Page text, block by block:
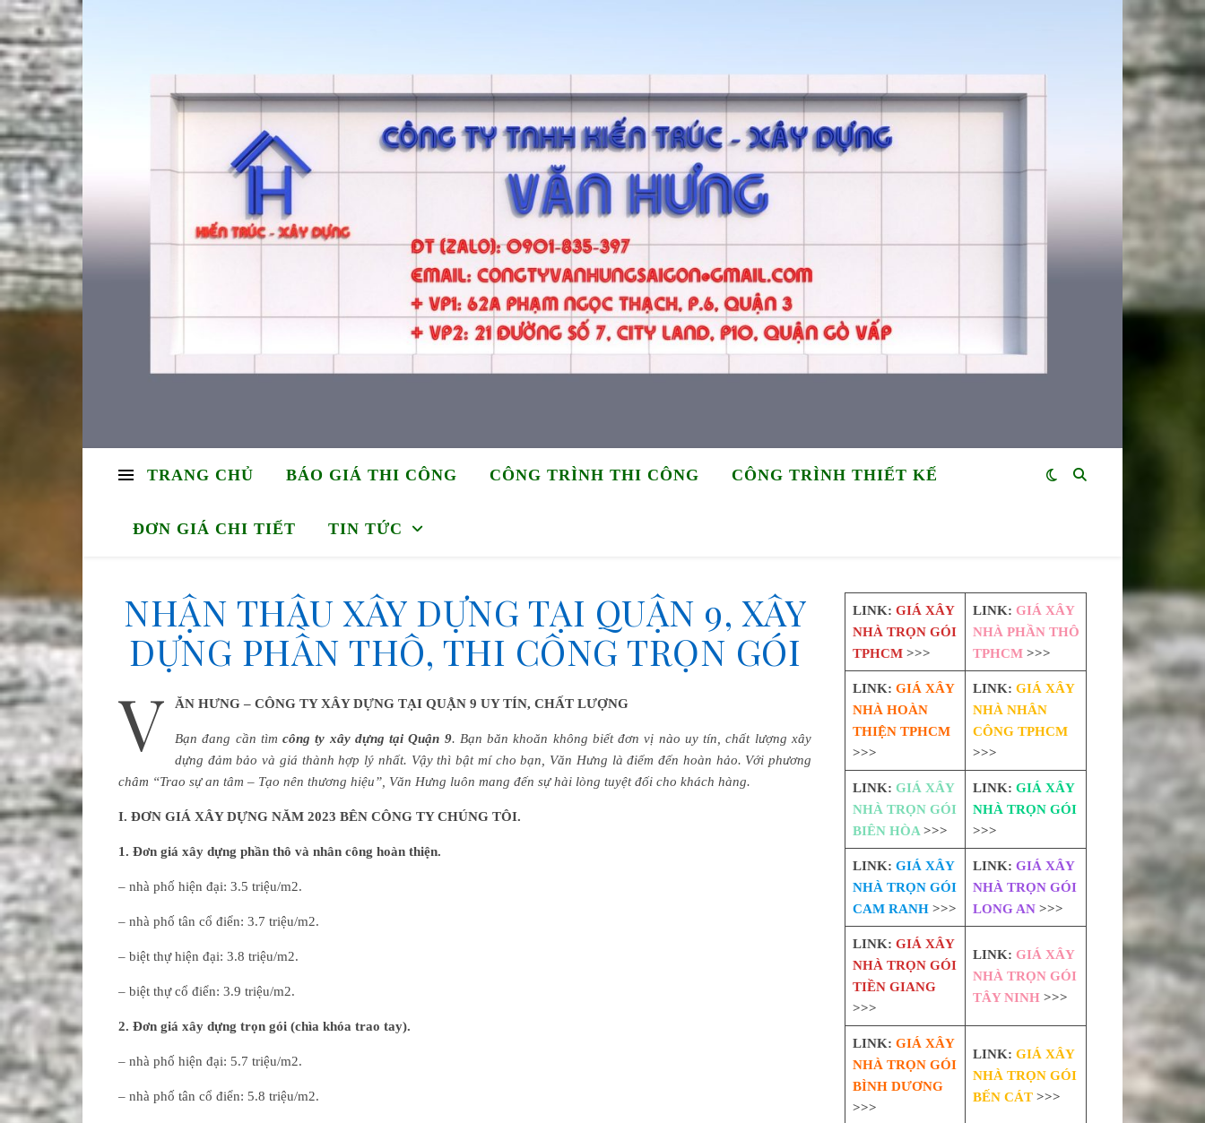
TRANG CHỦ BÁO GIÁ THI CÔNG CÔNG TRÌNH THI CÔNG CÔNG TRÌNH THIẾT KẾ
ĐƠN GIÁ CHI TIẾT TIN TỨC
NHẬN THẦU XÂY DỰNG TẠI QUẬN 9, XÂY
DỰNG PHẦN THÔ, THI CÔNG TRỌN GÓI
V ĂN HƯNG – CÔNG TY XÂY DỰNG TẠI QUẬN 9 UY TÍN, CHẤT LƯỢNG
Bạn đang cần tìmcông ty xây dựng tại Quận 9. Bạn băn khoăn không biết đơn vị nào uy tín, chất lượng xây
dựng đảm bảo và giá thành hợp lý nhất. Vậy thì bật mí cho bạn, Văn Hưng là điểm đến hoàn hảo. Với phương
châm “Trao sự an tâm – Tạo nên thương hiệu”, Văn Hưng luôn mang đến sự hài lòng tuyệt đối cho khách hàng.
I. ĐƠN GIÁ XÂY DỰNG NĂM 2023 BÊN CÔNG TY CHÚNG TÔI.
1. Đơn giá xây dựng phần thô và nhân công hoàn thiện.
– nhà phố hiện đại: 3.5 triệu/m2.
– nhà phố tân cổ điển: 3.7 triệu/m2.
– biệt thự hiện đại: 3.8 triệu/m2.
– biệt thự cổ điển: 3.9 triệu/m2.
2. Đơn giá xây dựng trọn gói (chìa khóa trao tay).
– nhà phố hiện đại: 5.7 triệu/m2.
– nhà phố tân cổ điển: 5.8 triệu/m2.
LINK: GIÁ XÂY
NHÀ TRỌN GÓI
TPHCM>>>
LINK: GIÁ XÂY
NHÀ PHẦN THÔ
TPHCM>>>
LINK: GIÁ XÂY
NHÀ HOÀN
THIỆN TPHCM
>>>
LINK: GIÁ XÂY
NHÀ NHÂN
CÔNG TPHCM
>>>
LINK: GIÁ XÂY
NHÀ TRỌN GÓI
BIÊN HÒA>>>
LINK: GIÁ XÂY
NHÀ TRỌN GÓI
>>>
LINK: GIÁ XÂY
NHÀ TRỌN GÓI
CAM RANH>>>
LINK: GIÁ XÂY
NHÀ TRỌN GÓI
LONG AN>>>
LINK: GIÁ XÂY
NHÀ TRỌN GÓI
TIỀN GIANG
>>>
LINK: GIÁ XÂY
NHÀ TRỌN GÓI
TÂY NINH>>>
LINK: GIÁ XÂY
NHÀ TRỌN GÓI
BÌNH DƯƠNG
>>>
LINK: GIÁ XÂY
NHÀ TRỌN GÓI
BẾN CÁT>>>